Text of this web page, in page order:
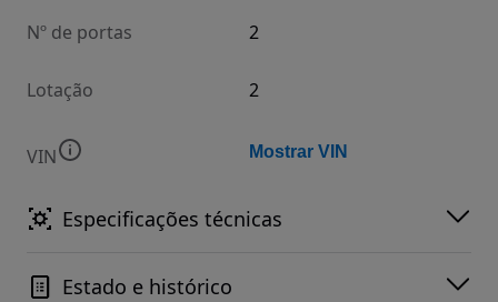
Nº de portas 2
Lotação 2
VIN Mostrar VIN
Especificações técnicas
Estado e histórico